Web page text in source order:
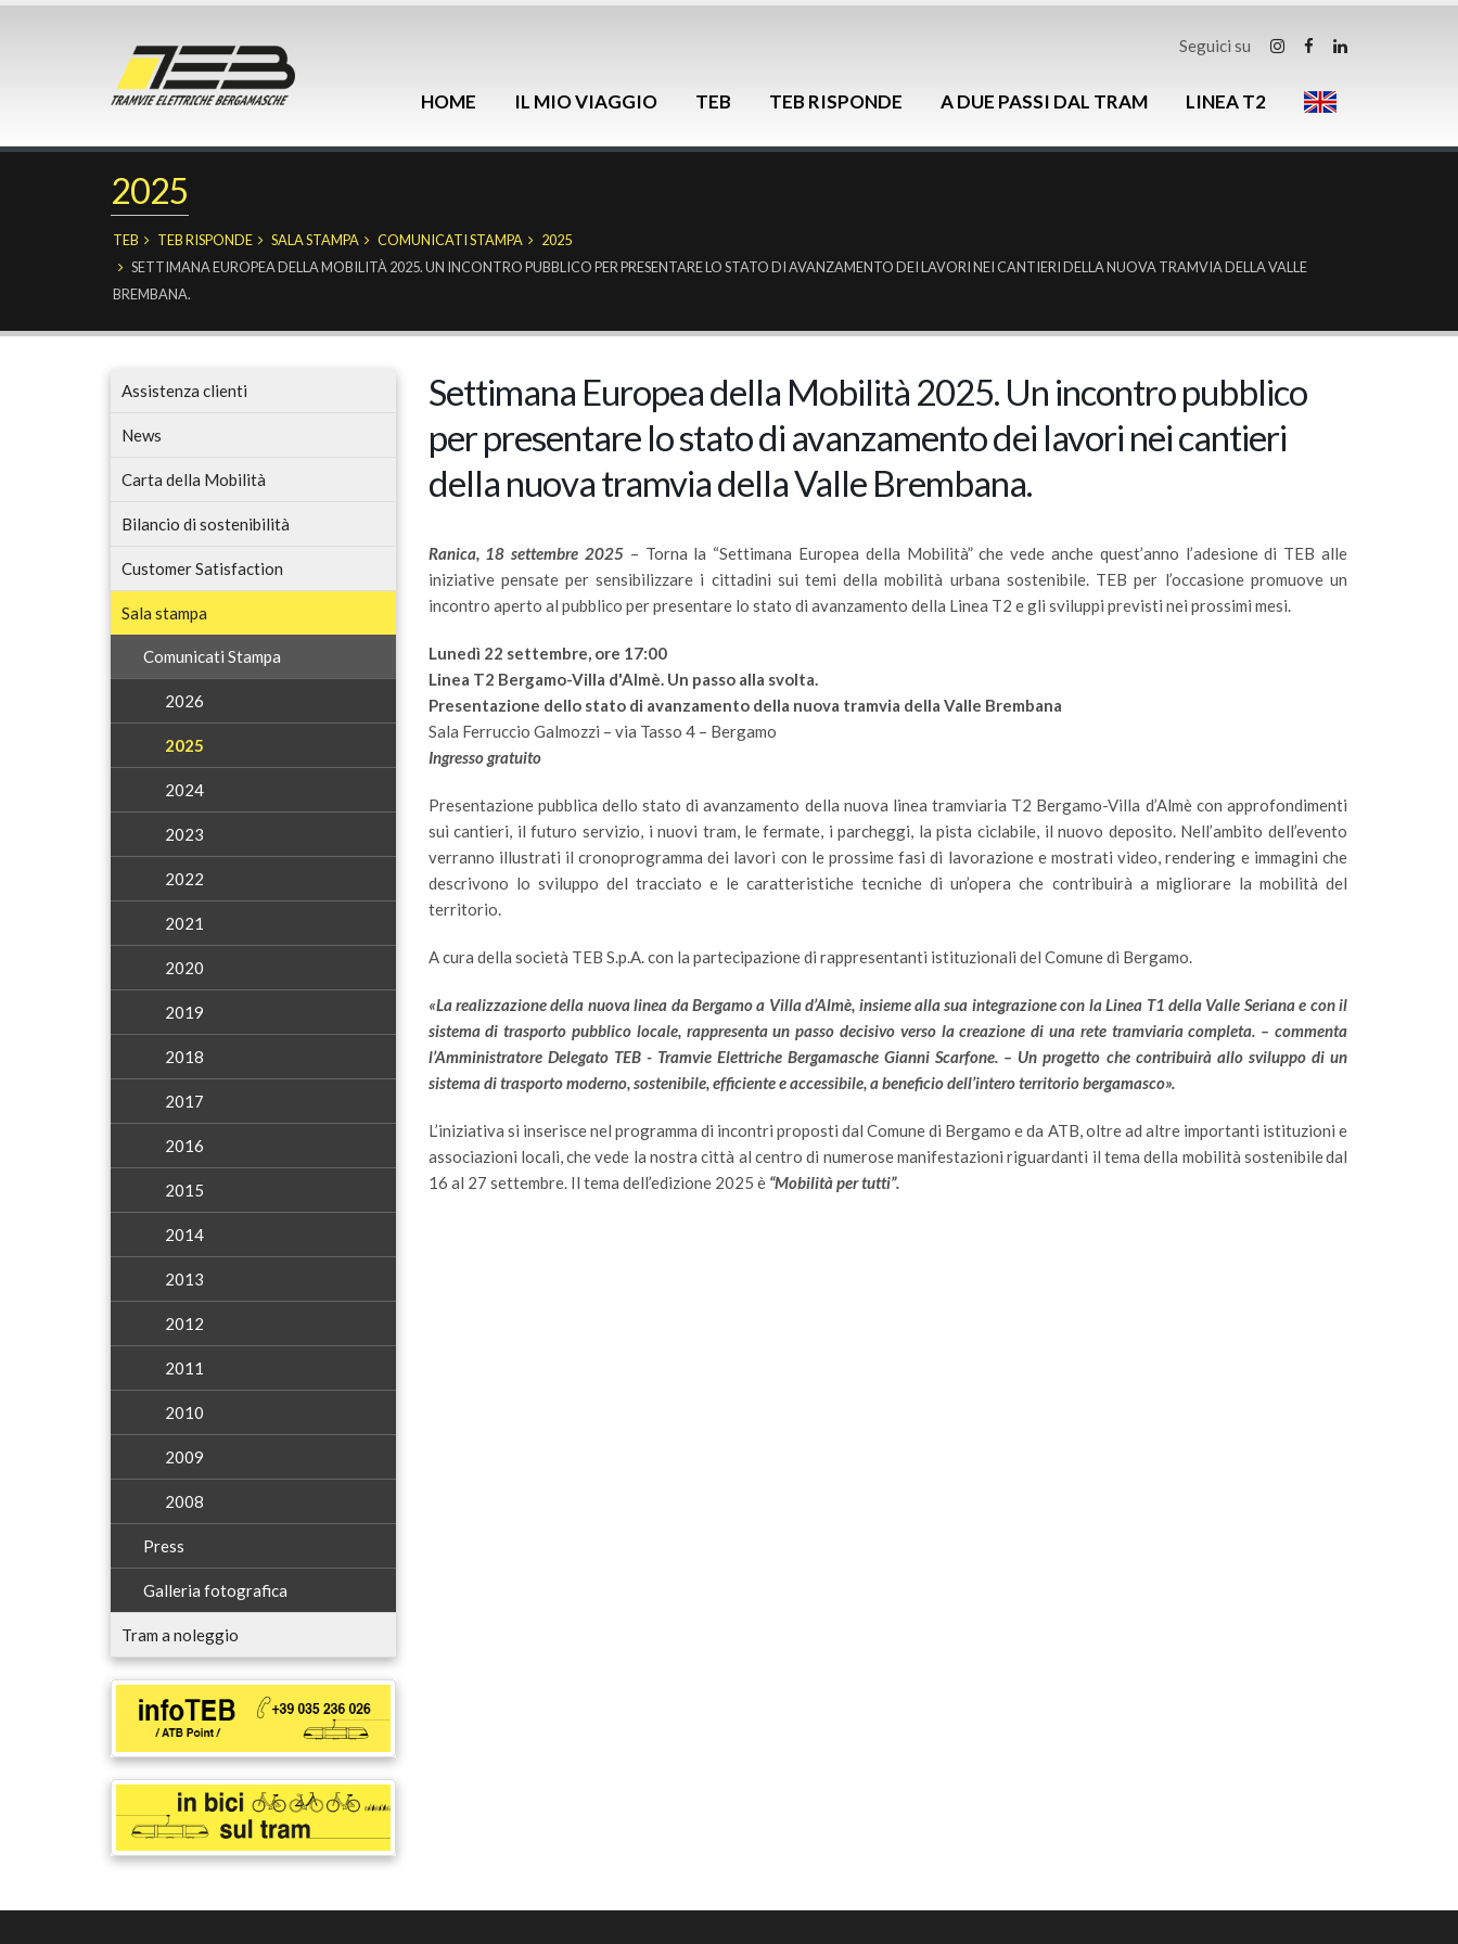
Seguici su
HOME IL MIO VIAGGIO TEB TEB RISPONDE A DUE PASSI DAL TRAM LINEA T2
2025
TEB TEB RISPONDE SALA STAMPA COMUNICATI STAMPA
2025
SETTIMANA EUROPEA DELLA MOBILITÀ 2025. UN INCONTRO PUBBLICO PER PRESENTARE LO STATO DI AVANZAMENTO DEI LAVORI NEI CANTIERI DELLA NUOVA TRAMVIA DELLA VALLE
BREMBANA.
Settimana Europea della Mobilità 2025. Un incontro pubblico
per presentare lo stato di avanzamento dei lavori nei cantieri
della nuova tramvia della Valle Brembana.
Ranica, 18 settembre 2025 – Torna la “Settimana Europea della Mobilità” che vede anche quest’anno l’adesione di TEB alle
iniziative pensate per sensibilizzare i cittadini sui temi della mobilità urbana sostenibile. TEB per l’occasione promuove un
incontro aperto al pubblico per presentare lo stato di avanzamento della Linea T2 e gli sviluppi previsti nei prossimi mesi.
Lunedì 22 settembre, ore 17:00
Linea T2 Bergamo-Villa d'Almè. Un passo alla svolta.
Presentazione dello stato di avanzamento della nuova tramvia della Valle Brembana
Sala Ferruccio Galmozzi – via Tasso 4 – Bergamo
Ingresso gratuito
Presentazione pubblica dello stato di avanzamento della nuova linea tramviaria T2 Bergamo-Villa d’Almè con approfondimenti
sui cantieri, il futuro servizio, i nuovi tram, le fermate, i parcheggi, la pista ciclabile, il nuovo deposito. Nell’ambito dell’evento
verranno illustrati il cronoprogramma dei lavori con le prossime fasi di lavorazione e mostrati video, rendering e immagini che
descrivono lo sviluppo del tracciato e le caratteristiche tecniche di un’opera che contribuirà a migliorare la mobilità del
territorio.
A cura della società TEB S.p.A. con la partecipazione di rappresentanti istituzionali del Comune di Bergamo.
«La realizzazione della nuova linea da Bergamo a Villa d’Almè, insieme alla sua integrazione con la Linea T1 della Valle Seriana e con il
sistema di trasporto pubblico locale, rappresenta un passo decisivo verso la creazione di una rete tramviaria completa. – commenta
l’Amministratore Delegato TEB - Tramvie Elettriche Bergamasche Gianni Scarfone. – Un progetto che contribuirà allo sviluppo di un
sistema di trasporto moderno, sostenibile, efficiente e accessibile, a beneficio dell’intero territorio bergamasco».
L’iniziativa si inserisce nel programma di incontri proposti dal Comune di Bergamo e da ATB, oltre ad altre importanti istituzioni e
associazioni locali, che vede la nostra città al centro di numerose manifestazioni riguardanti il tema della mobilità sostenibile dal
16 al 27 settembre. Il tema dell’edizione 2025 è “Mobilità per tutti”.
Assistenza clienti
News
Carta della Mobilità
Bilancio di sostenibilità
Customer Satisfaction
Sala stampa
Comunicati Stampa
2026
2025
2024
2023
2022
2021
2020
2019
2018
2017
2016
2015
2014
2013
2012
2011
2010
2009
2008
Press
Galleria fotografica
Tram a noleggio